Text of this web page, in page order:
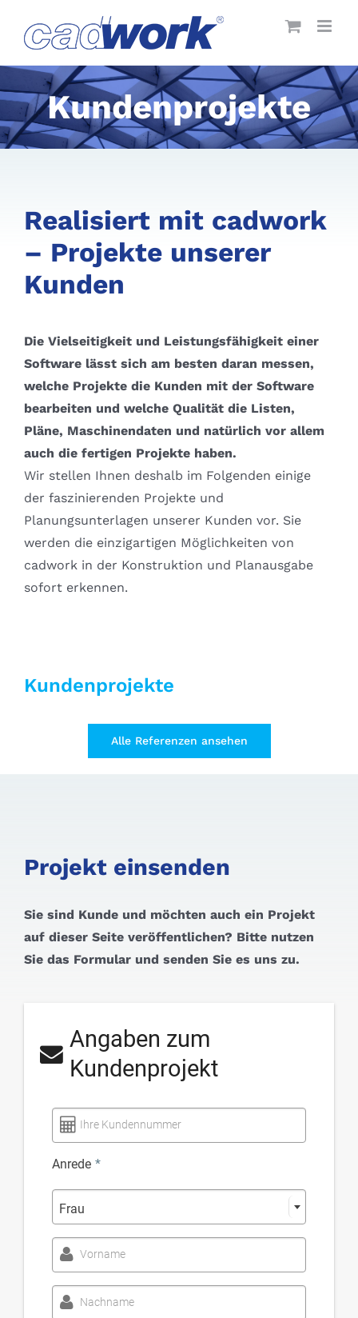
content
Kundenprojekte
Realisiert mit cadwork
– Projekte unserer
Kunden
Die Vielseitigkeit und Leistungsfähigkeit einer
Software lässt sich am besten daran messen,
welche Projekte die Kunden mit der Software
bearbeiten und welche Qualität die Listen,
Pläne, Maschinendaten und natürlich vor allem
auch die fertigen Projekte haben.
Wir stellen Ihnen deshalb im Folgenden einige
der faszinierenden Projekte und
Planungsunterlagen unserer Kunden vor. Sie
werden die einzigartigen Möglichkeiten von
cadwork in der Konstruktion und Planausgabe
sofort erkennen.
Kundenprojekte
Alle Referenzen ansehen
Projekt einsenden
Sie sind Kunde und möchten auch ein Projekt
auf dieser Seite veröffentlichen? Bitte nutzen
Sie das Formular und senden Sie es uns zu.
Angaben zum
Kundenprojekt
Ihre Kundennummer
Anrede *
Frau
Vorname
Nachname